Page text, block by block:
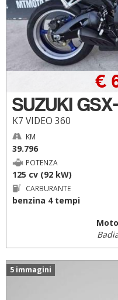
SUZUKI
K7 VIDEO 360
€
KM
39.796
POTENZA
125 cv (92 kW)
CARBURANTE
benzina 4 tempi
5 immagini